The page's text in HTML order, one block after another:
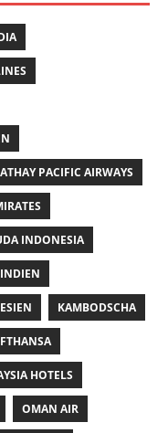
PACIFIC AIRWAYS
INDONESIA
INDIEN
KAMBODSCHA
HOTELS
OMAN AIR